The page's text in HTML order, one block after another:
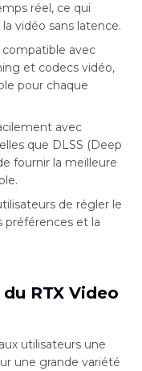
réel, ce qui
vidéo sans latence.
compatible avec
et codecs vidéo,
pour chaque
avec
que DLSS (Deep
fournir la meilleure
de régler le
préférences et la
RTX Video
utilisateurs une
une grande variété